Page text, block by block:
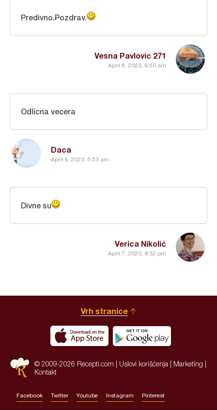
Vesna Pavlovic 271
April 8, 2023, 6:50 am
Predivno.Pozdrav.
Daca
April 8, 2023, 5:53 am
Odlicna vecera
Verica Nikolić
April 7, 2023, 9:32 pm
Divne su
Vrh stranice
© 2009-2026 Recepti.com | Uslovi korišćenja Marketing
Kontakt
Facebook Twitter Youtube Instagram Pinterest